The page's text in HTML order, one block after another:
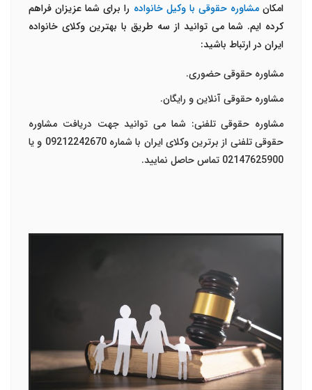
امکانمشاوره حقوقی با وکیل خانواده را برای شما عزیزان فراهم
کرده ایم. شما می توانید از سه طریق با بهترین وکلای خانواده
ایران در ارتباط باشید:
مشاوره حقوقی حضوری.
مشاوره حقوقی آنلاین و رایگان.
مشاوره حقوقی تلفنی: شما می توانید جهت دریافت مشاوره
حقوقی تلفنی از برترین وکلای ایران با شماره 09212242670 و یا
02147625900 تماس حاصل نمایید.